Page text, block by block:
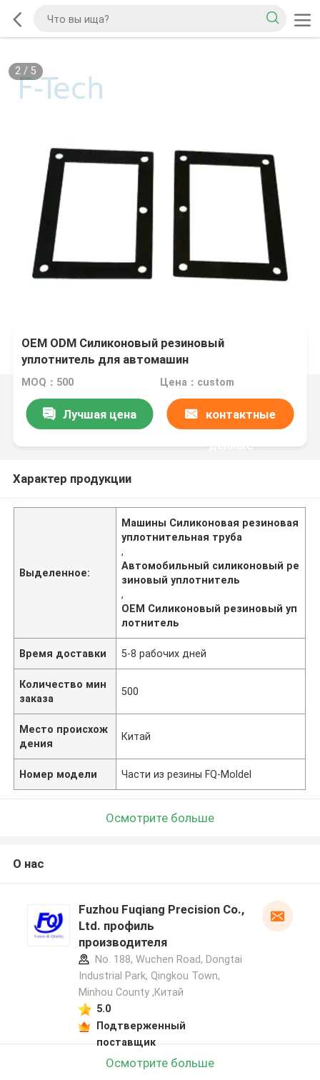
2/ 5
OEM ODM Силиконовый резиновый
уплотнитель для автомашин
MOQ：500 Цена：custom
Лучшая цена контактные
данные
Характер продукции
Выделенное:
Машины Силиконовая резиновая
уплотнительная труба
,
Автомобильный силиконовый ре
зиновый уплотнитель
,
OEM Силиконовый резиновый уп
лотнитель
Время доставки 5-8 рабочих дней
Количество мин
заказа
500
Место происхож
дения
Китай
Номер модели Части из резины FQ-Moldel
Осмотрите больше
О нас
Fuzhou Fuqiang Precision Co.,
Ltd. профиль
производителя
No. 188, Wuchen Road, Dongtai
Industrial Park, Qingkou Town,
Minhou County ,Китай
5.0
Подтверженный
поставщик
Осмотрите больше